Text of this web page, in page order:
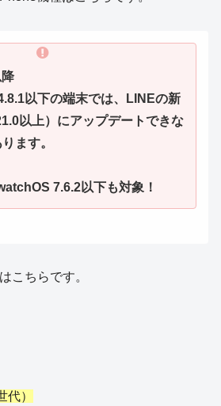
以下の端末では、LINEの新
以上）にアップデートできな
ます。
7.6.2以下も対象！
こちらです。
代）